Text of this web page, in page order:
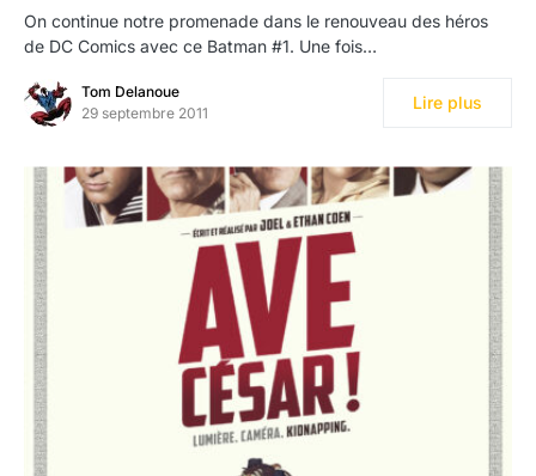
On continue notre promenade dans le renouveau des héros
de DC Comics avec ce Batman #1. Une fois…
Tom Delanoue
29 septembre 2011
Lire plus